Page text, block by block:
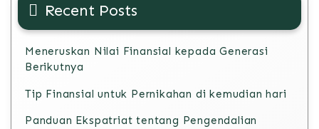
Recent Posts
Meneruskan Nilai Finansial kepada Generasi
Berikutnya
Tip Finansial untuk Pernikahan di kemudian hari
Panduan Ekspatriat tentang Pengendalian